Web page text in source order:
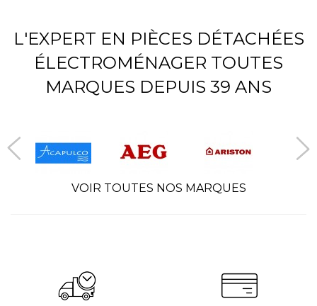
L'EXPERT EN PIÈCES DÉTACHÉES
ÉLECTROMÉNAGER TOUTES
MARQUES DEPUIS 39 ANS
VOIR TOUTES NOS MARQUES